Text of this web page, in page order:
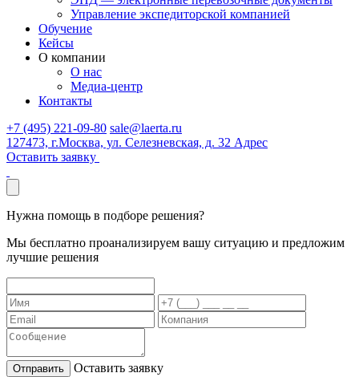
Управление экспедиторской компанией
Обучение
Кейсы
О компании
О нас
Медиа-центр
Контакты
+7 (495) 221-09-80 sale@laerta.ru
127473, г.Москва, ул. Селезневская, д. 32 Адрес
Оставить заявку
Нужна помощь в подборе решения?
Мы бесплатно проанализируем вашу ситуацию и предложим
лучшие решения
Оставить заявку